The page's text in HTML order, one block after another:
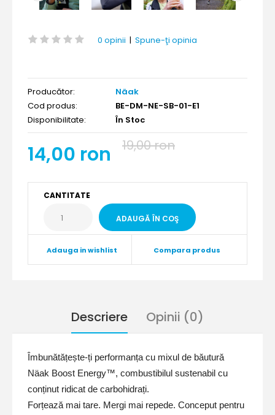
0 opinii | Spune-ţi opinia
Producător:
Näak
Cod produs:
BE-DM-NE-SB-01-E1
Disponibilitate:
În Stoc
14,00 ron 19,00 ron
CANTITATE
Adauga in wishlist Compara produs
Descriere Opinii (0)
Îmbunătățește-ți performanța cu mixul de băutură
Näak Boost Energy™, combustibilul sustenabil cu
conținut ridicat de carbohidrați.
Forțează mai tare. Mergi mai repede. Conceput pentru